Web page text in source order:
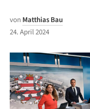
von Matthias Bau
24. April 2024